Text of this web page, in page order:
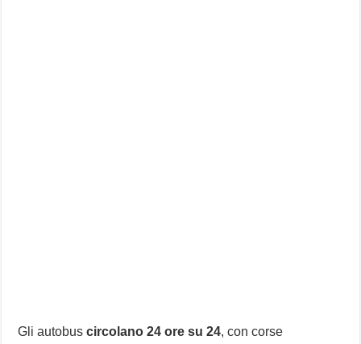
Gli autobuscircolano 24 ore su 24, con corse